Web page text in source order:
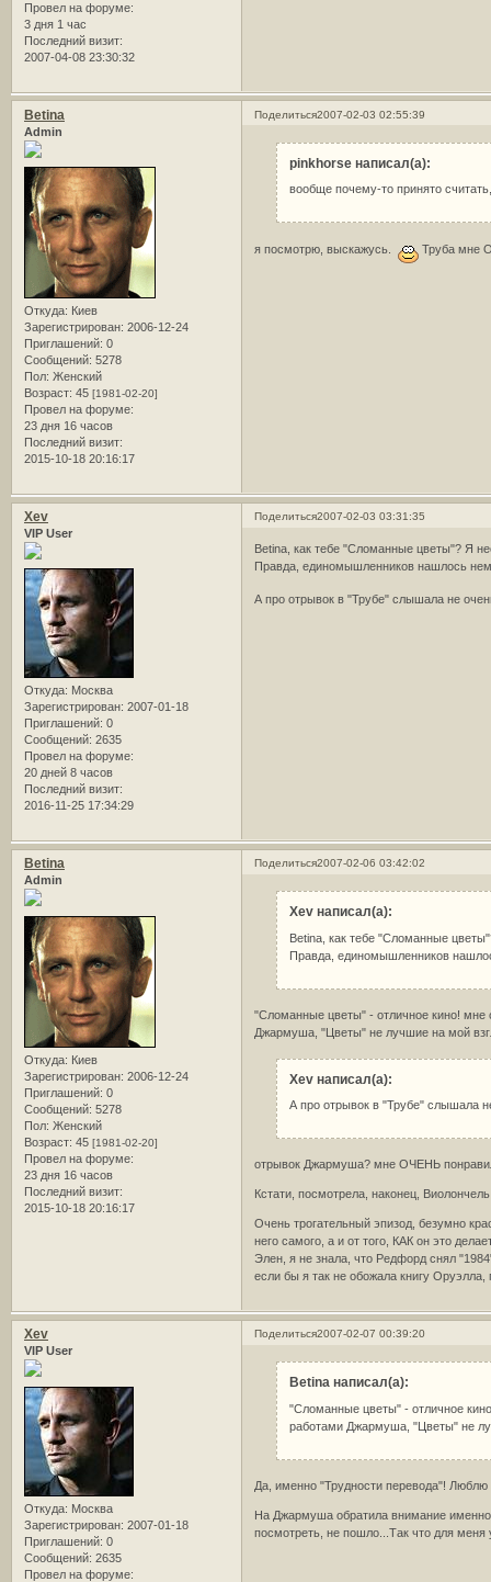
Провел на форуме:
3 дня 1 час
Последний визит:
2007-04-08 23:30:32
Поделиться2007-02-03 02:55:39
Betina
Admin
Откуда: Киев
Зарегистрирован: 2006-12-24
Приглашений: 0
Сообщений: 5278
Пол: Женский
Возраст: 45 [1981-02-20]
Провел на форуме:
23 дня 16 часов
Последний визит:
2015-10-18 20:16:17
pinkhorse написал(а):
вообще почему-то принято
я посмотрю, выскажусь. Труба мне
Поделиться2007-02-03 03:31:35
Xev
VIP User
Откуда: Москва
Зарегистрирован: 2007-01-18
Приглашений: 0
Сообщений: 2635
Провел на форуме:
20 дней 8 часов
Последний визит:
2016-11-25 17:34:29
Betina, как тебе "Сломанные цветы"? Я
Правда, единомышленников нашлось
А про отрывок в "Трубе" слышала не
Поделиться2007-02-06 03:42:02
Betina
Admin
Откуда: Киев
Зарегистрирован: 2006-12-24
Приглашений: 0
Сообщений: 5278
Пол: Женский
Возраст: 45 [1981-02-20]
Провел на форуме:
23 дня 16 часов
Последний визит:
2015-10-18 20:16:17
Xev написал(а):
Betina, как тебе "Сломанные
Правда, единомышленников
"Сломанные цветы" - отличное кино! мне
Джармуша, "Цветы" не лучшие на мой
Xev написал(а):
А про отрывок в "Трубе" слышала
отрывок Джармуша? мне ОЧЕНЬ
Кстати, посмотрела, наконец,
Очень трогательный эпизод, безумно
него самого, а и от того, КАК он это
Элен, я не знала, что Редфорд снял
если бы я так не обожала книгу Оруэлла,
Поделиться2007-02-07 00:39:20
Xev
VIP User
Откуда: Москва
Зарегистрирован: 2007-01-18
Приглашений: 0
Сообщений: 2635
Провел на форуме:
Betina написал(а):
"Сломанные цветы" - отличное
работами Джармуша, "Цветы" не
Да, именно "Трудности перевода"!
На Джармуша обратила внимание
посмотреть, не пошло...Так что для